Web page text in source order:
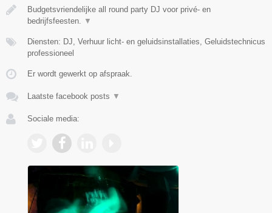
Budgetsvriendelijke all round party DJ voor privé- en
bedrijfsfeesten.
▼
Diensten: DJ, Verhuur licht- en geluidsinstallaties, Geluidstechnicus
professioneel
Er wordt gewerkt op afspraak.
Laatste facebook posts ▼
Sociale media: